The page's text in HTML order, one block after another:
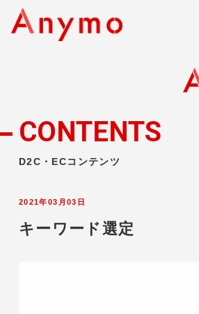
私たちについて
CONTENTS
D2C・ECコンテンツ
2021年03月03日
キーワード選定